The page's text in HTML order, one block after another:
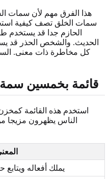
هذا الفرق مهم لأن سمات
سمات الخلق تصف كيفية
الحازم جدا قد يستخدم
الحديث. والشخص الحذر قد
كل مخاطرة ذات معنى.
قائمة بخمسين
استخدم هذه القائمة
الناس يظهرون مزيجا
يملك أفعاله ويتابع